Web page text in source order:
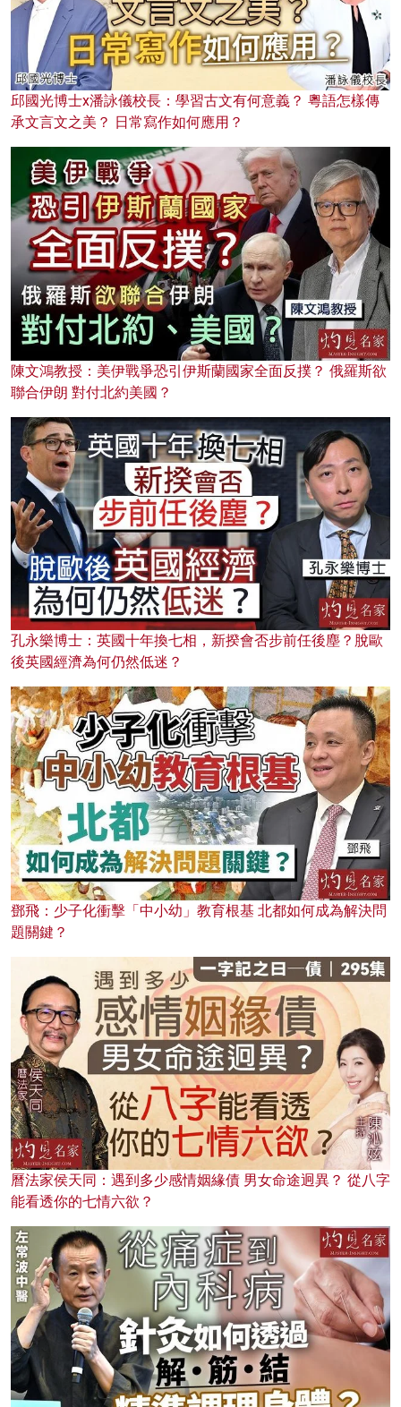
邱國光博士x潘詠儀校長：學習古文有何意義？ 粵語怎樣傳
承文言文之美？ 日常寫作如何應用？
陳文鴻教授：美伊戰爭恐引伊斯蘭國家全面反撲？ 俄羅斯欲
聯合伊朗 對付北約美國？
孔永樂博士：英國十年換七相，新揆會否步前任後塵？脫歐
後英國經濟為何仍然低迷？
鄧飛：少子化衝擊「中小幼」教育根基 北都如何成為解決問
題關鍵？
曆法家侯天同：遇到多少感情姻緣債 男女命途迥異？ 從八字
能看透你的七情六欲？